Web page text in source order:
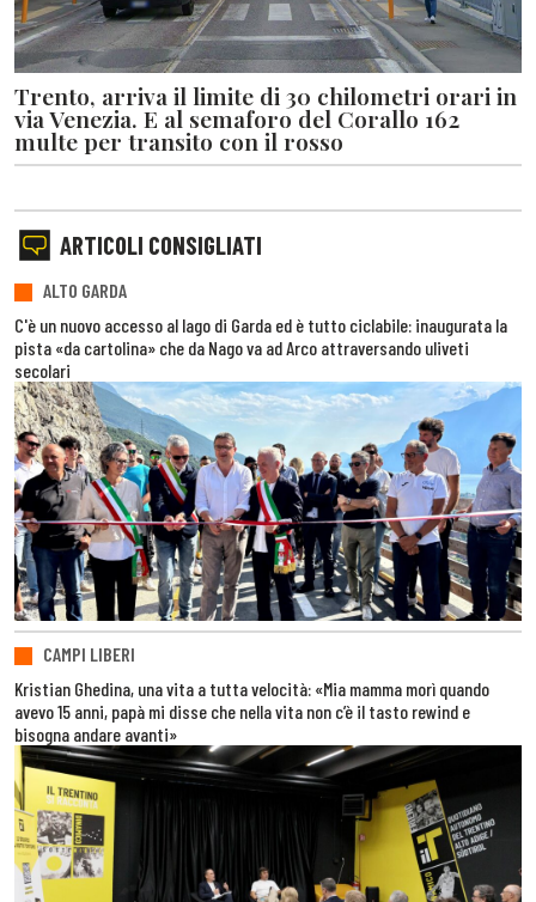
Trento, arriva il limite di 30 chilometri orari in
via Venezia. E al semaforo del Corallo 162
multe per transito con il rosso
ARTICOLI CONSIGLIATI
ALTO GARDA
C'è un nuovo accesso al lago di Garda ed è tutto ciclabile: inaugurata la
pista «da cartolina» che da Nago va ad Arco attraversando uliveti
secolari
CAMPI LIBERI
Kristian Ghedina, una vita a tutta velocità: «Mia mamma morì quando
avevo 15 anni, papà mi disse che nella vita non c’è il tasto rewind e
bisogna andare avanti»